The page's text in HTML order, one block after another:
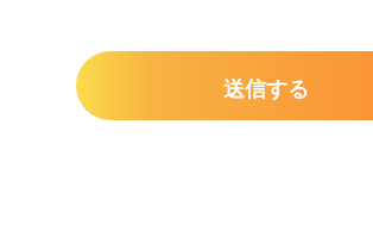
送信する